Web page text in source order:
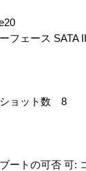
フェース SATA II
ショット数 8
ートの可否 可: